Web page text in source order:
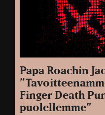
Papa Roachin
Finger Death
puolellemme”